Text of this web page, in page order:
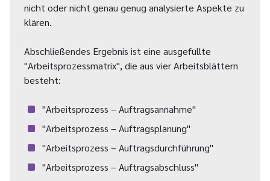
nicht oder nicht genau genug analysierte Aspekte zu
klären.
Abschließendes Ergebnis ist eine ausgefüllte
"Arbeitsprozessmatrix", die aus vier Arbeitsblättern
besteht:
"Arbeitsprozess – Auftragsannahme"
"Arbeitsprozess – Auftragsplanung"
"Arbeitsprozess – Auftragsdurchführung"
"Arbeitsprozess – Auftragsabschluss"